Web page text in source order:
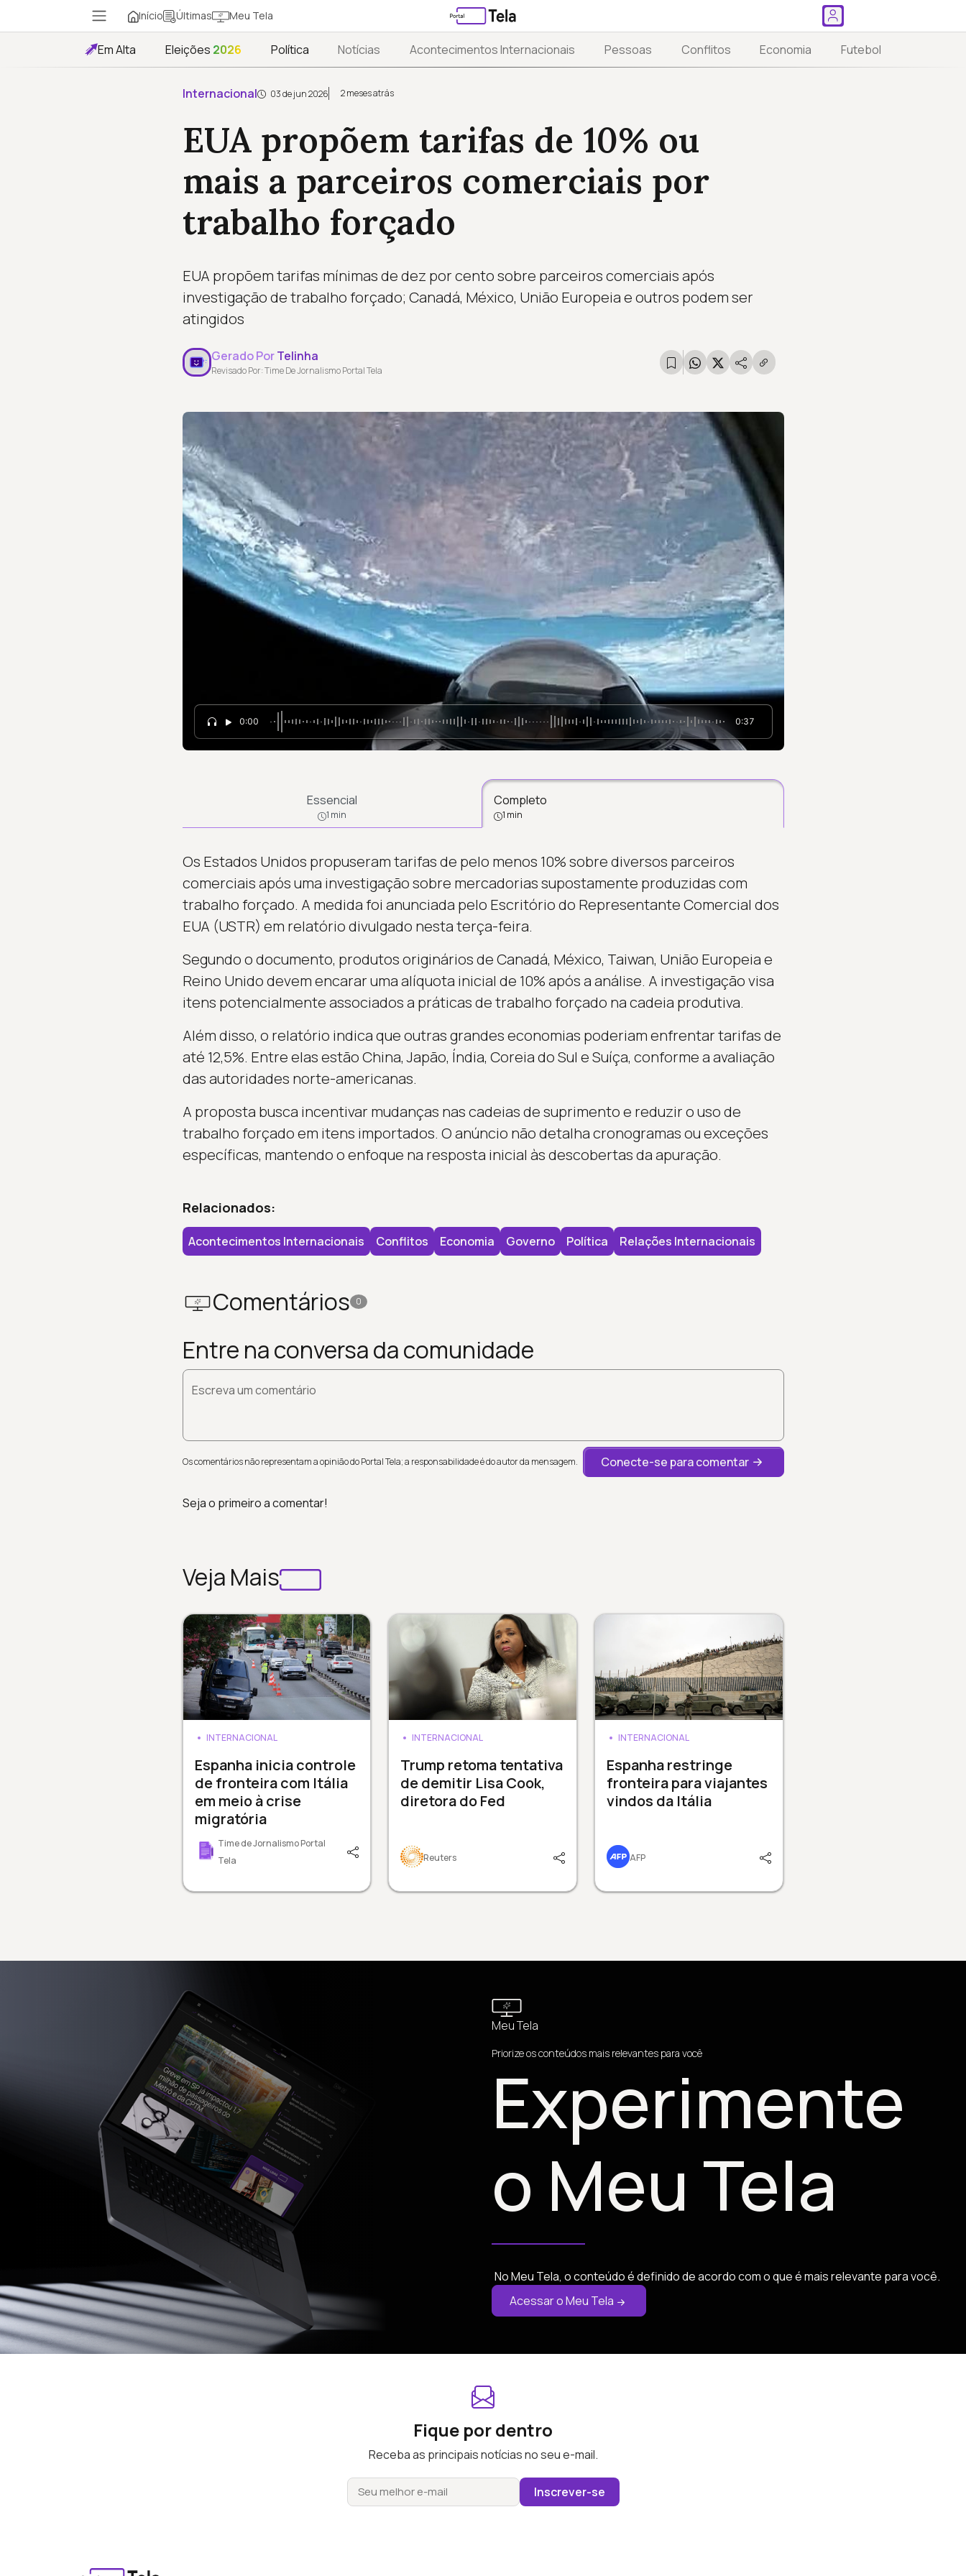
Início Últimas Meu Tela
Em Alta Eleições 2026 Política Notícias Acontecimentos Internacionais Pessoas Conflitos Economia Futebol
Internacional 03 de jun 2026 2 meses atrás
EUA propõem tarifas de 10% ou
mais a parceiros comerciais por
trabalho forçado
EUA propõem tarifas mínimas de dez por cento sobre parceiros comerciais após
investigação de trabalho forçado; Canadá, México, União Europeia e outros podem ser
atingidos
Gerado PorTelinha
Revisado Por: Time De Jornalismo Portal Tela
0:00 0:37
Essencial
1 min
Completo
1 min
Os Estados Unidos propuseram tarifas de pelo menos 10% sobre diversos parceiros
comerciais após uma investigação sobre mercadorias supostamente produzidas com
trabalho forçado. A medida foi anunciada pelo Escritório do Representante Comercial dos
EUA (USTR) em relatório divulgado nesta terça-feira.
Segundo o documento, produtos originários de Canadá, México, Taiwan, União Europeia e
Reino Unido devem encarar uma alíquota inicial de 10% após a análise. A investigação visa
itens potencialmente associados a práticas de trabalho forçado na cadeia produtiva.
Além disso, o relatório indica que outras grandes economias poderiam enfrentar tarifas de
até 12,5%. Entre elas estão China, Japão, Índia, Coreia do Sul e Suíça, conforme a avaliação
das autoridades norte-americanas.
A proposta busca incentivar mudanças nas cadeias de suprimento e reduzir o uso de
trabalho forçado em itens importados. O anúncio não detalha cronogramas ou exceções
específicas, mantendo o enfoque na resposta inicial às descobertas da apuração.
Relacionados:
Acontecimentos Internacionais Conflitos Economia Governo Política Relações Internacionais
Comentários 0
Entre na conversa da comunidade
Escreva um comentário
Os comentários não representam a opinião do Portal Tela; a responsabilidade é do autor da mensagem. Conecte-se para comentar
Seja o primeiro a comentar!
Veja Mais
INTERNACIONAL
Espanha inicia controle
de fronteira com Itália
em meio à crise
migratória
Time de Jornalismo Portal
Tela
INTERNACIONAL
Trump retoma tentativa
de demitir Lisa Cook,
diretora do Fed
Reuters
INTERNACIONAL
Espanha restringe
fronteira para viajantes
vindos da Itália
AFP
Meu Tela
Priorize os conteúdos mais relevantes para você
Experimente
o Meu Tela
No Meu Tela, o conteúdo é definido de acordo com o que é mais relevante para você.
Acessar o Meu Tela
Fique por dentro
Receba as principais notícias no seu e-mail.
Inscrever-se